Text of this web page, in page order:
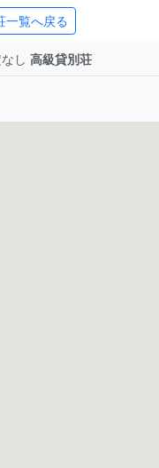
一覧へ戻る
し 高級貸別荘